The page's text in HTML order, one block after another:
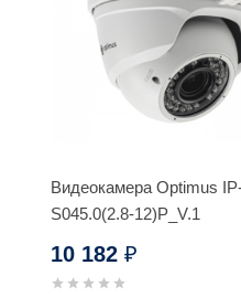
Видеокамера Optimus
S045.0(2.8-12)P_V.1
10 182₽